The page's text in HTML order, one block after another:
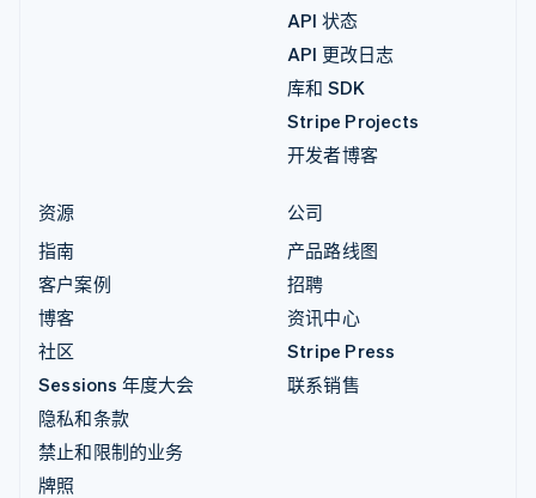
API 状态
API 更改日志
库和 SDK
Stripe Projects
开发者博客
资源
指南
客户案例
博客
社区
Sessions 年度大会
隐私和条款
禁止和限制的业务
牌照
公司
产品路线图
招聘
资讯中心
Stripe Press
联系销售